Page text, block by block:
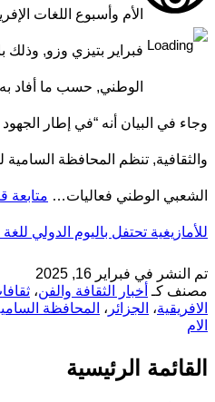
فبراير بتيزي وزو,
الوطني, حسب ما أفاد به
وجاء في البيان أنه “في إطار الجهود
والثقافية, تنظم المحافظة السامية
الشعبي الوطني فعاليات… متابعة
للأمازيغية تحتفل باليوم الدولي
تم النشر في فبراير 16, 2025
مصنف كـ أخبار الثقافة والفن،
الافريقية، الجزائر ، المحافظة
الام
القائمة الرئيسية